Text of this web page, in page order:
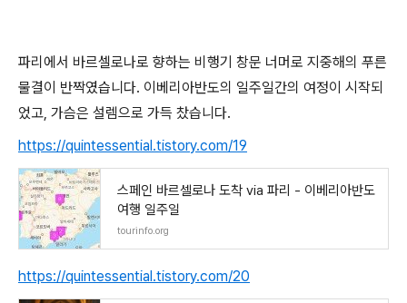
파리에서 바르셀로나로 향하는 비행기 창문 너머로 지중해의 푸른
물결이 반짝였습니다. 이베리아반도의 일주일간의 여정이 시작되
었고, 가슴은 설렘으로 가득 찼습니다.
https://quintessential.tistory.com/19
스페인 바르셀로나 도착 via 파리 - 이베리아반도
여행 일주일
tourinfo.org
https://quintessential.tistory.com/20